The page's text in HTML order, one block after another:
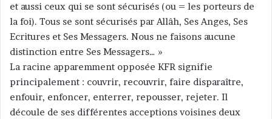
et aussi ceux qui se sont sécurisés (ou = les porteurs de
la foi). Tous se sont sécurisés par Allâh, Ses Anges, Ses
Ecritures et Ses Messagers. Nous ne faisons aucune
distinction entre Ses Messagers… »
La racine apparemment opposée KFR signifie
principalement : couvrir, recouvrir, faire disparaître,
enfouir, enfoncer, enterrer, repousser, rejeter. Il
découle de ses différentes acceptions voisines deux